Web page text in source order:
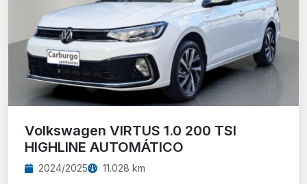
Volkswagen VIRTUS 1.0 200 TSI
HIGHLINE AUTOMÁTICO
2024/2025 11.028 km